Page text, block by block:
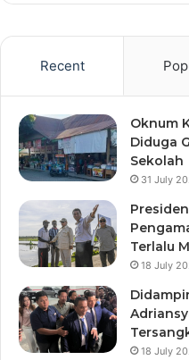
Recent
Oknum
Diduga
Sekolah
31 July
Terlalu
18 July
18 July